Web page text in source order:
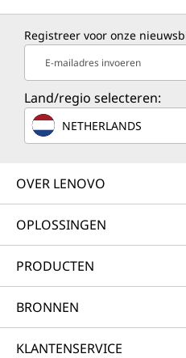
TruScale
Lenovo TruScale is een
ervaring met beveiliging
systeem is gemakkelijk
en strategische
go bedrijfsmodel.
Ontdek meer
Professional
naar uw gewenste
to-end architectuur,
gegevensmigratie en
Registreer voor onze
E-mailadres invoeren
Land/regio selecteren:
NETHERLANDS
OVER LENOVO
OPLOSSINGEN
PRODUCTEN
BRONNEN
KLANTENSERVICE